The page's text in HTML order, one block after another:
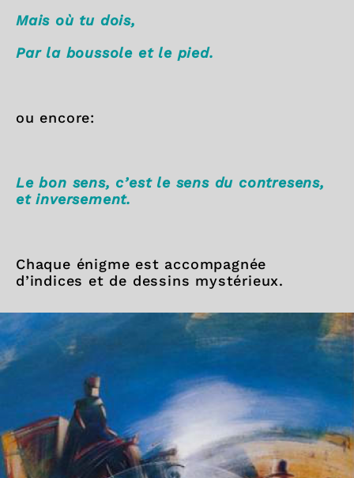
Mais où tu dois,
Par la boussole et le pied.
ou encore:
Le bon sens, c’est le sens du contresens,
et inversement.
Chaque énigme est accompagnée
d’indices et de dessins mystérieux.